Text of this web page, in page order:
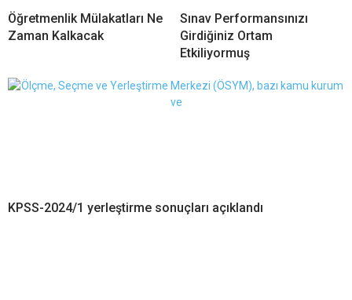
Öğretmenlik Mülakatları Ne
Zaman Kalkacak
Sınav Performansınızı
Girdiğiniz Ortam
Etkiliyormuş
KPSS-2024/1 yerleştirme sonuçları açıklandı